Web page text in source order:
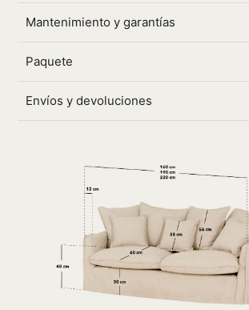
Mantenimiento y garantías
Paquete
Envíos y devoluciones